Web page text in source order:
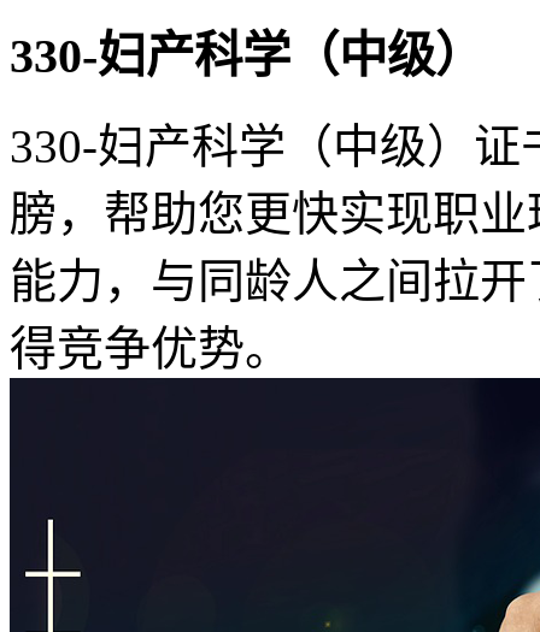
330-妇产科学（中级）
330-妇产科学（中级）
膀，帮助您更快实现职
能力，与同龄人之间拉
得竞争优势。